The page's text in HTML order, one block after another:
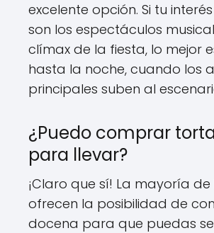
excelente opción. Si tu
son los espectáculos
clímax de la fiesta, lo mejor
hasta la noche, cuando los
principales suben al
¿Puedo comprar
para llevar?
¡Claro que sí! La mayoría
ofrecen la posibilidad de
docena para que puedas